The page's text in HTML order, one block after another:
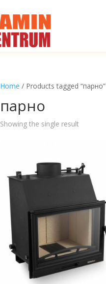
Home / Products tagged “парно”
парно
Showing the single result